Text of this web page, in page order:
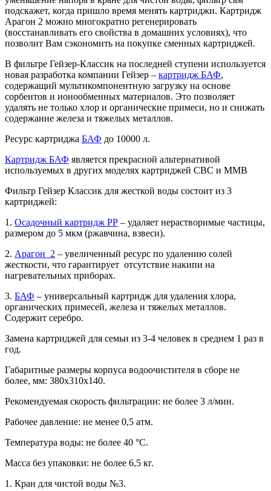
подскажет, когда пришло время менять картриджи. Картридж
Арагон 2 можно многократно регенерировать
(восстанавливать его свойства в домашних условиях), что
позволит Вам сэкономить на покупке сменных картриджей.
В фильтре Гейзер-Классик на последней ступени используется
новая разработка компании Гейзер – картридж БАФ,
содержащий мультикомпонентную загрузку на основе
сорбентов и ионообменных материалов. Это позволяет
удалять не только хлор и органические примеси, но и снижать
содержание железа и тяжелых металлов.
Ресурс картриджа БАФ до 10000 л.
Картридж БАФ является прекрасной альтернативой
используемых в других моделях картриджей СВС и ММВ
Фильтр Гейзер Классик для жесткой воды состоит из 3
картриджей:
1. Осадочный картридж РР – удаляет нерастворимые частицы,
размером до 5 мкм (ржавчина, взвеси).
2. Арагон 2 – увеличенный ресурс по удалению солей
жесткости, что гарантирует отсутствие накипи на
нагревательных приборах.
3. БАФ – универсальный картридж для удаления хлора,
органических примесей, железа и тяжелых металлов.
Содержит серебро.
Замена картриджей для семьи из 3-4 человек в среднем 1 раз в
год.
Габаритные размеры корпуса водоочистителя в сборе не
более, мм: 380х310х140.
Рекомендуемая скорость фильтрации: не более 3 л/мин.
Рабочее давление: не менее 0,5 атм.
Температура воды: не более 40 °С.
Масса без упаковки: не более 6,5 кг.
1. Кран для чистой воды №3.